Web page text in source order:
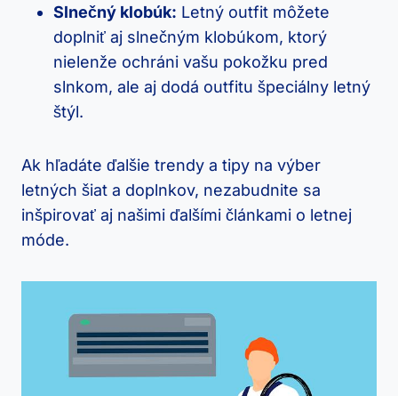
Slnečný klobúk: Letný outfit môžete
doplniť aj slnečným klobúkom, ktorý
nielenže ochráni vašu pokožku pred
slnkom, ale aj dodá outfitu špeciálny letný
štýl.
Ak hľadáte ďalšie trendy a tipy na výber
letných šiat a doplnkov, nezabudnite sa
inšpirovať aj našimi ďalšími článkami o letnej
móde.